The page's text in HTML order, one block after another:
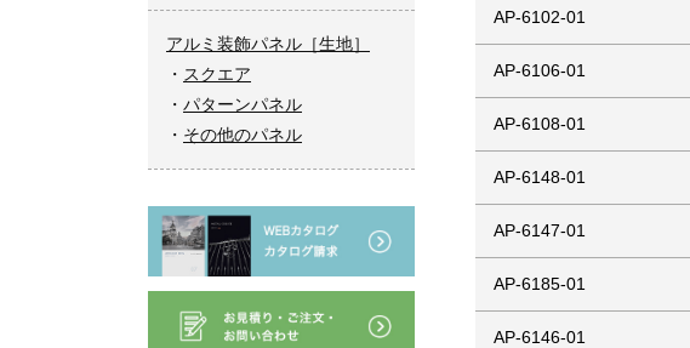
AP-6102-01
AP-6106-01
AP-6108-01
AP-6148-01
AP-6147-01
AP-6185-01
AP-6146-01
アルミ装飾パネル［生地］
スクエア
パターンパネル
その他のパネル